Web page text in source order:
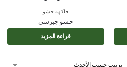
فاكهة حشو
حشو جيرسى
قراءة المزيد